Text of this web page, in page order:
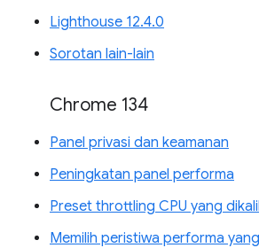
Lighthouse 12.4.0
Sorotan lain-lain
Chrome 134
Panel privasi dan keamanan
Peningkatan panel performa
Preset throttling CPU yang
Memilih peristiwa performa